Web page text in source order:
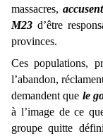
massacres,
M23 d’être
provinces.
Ces populations,
l’abandon,
demandent que le
à l’image de ce
groupe quitte